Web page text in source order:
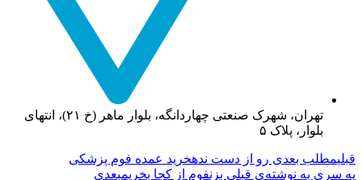
تهران، شهرک صنعتی چهاردانگه، بلوار ماهر (خ ۲۱)، انتهای
بلوار، پلاک ۵
قبلیمطلب بعدی رو از دست ندهخرید عمده فوم پزشکی
یه سری به نوشته‌ی قبلی بزنفوم از کجا بخریمبعدی